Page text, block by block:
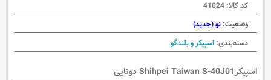
کد کالا: 41024
وضعیت: نو (جدید)
دسته‌بندی: اسپیکر و بلندگو
اسپیکرShihpei Taiwan S-40J01 دوتایی